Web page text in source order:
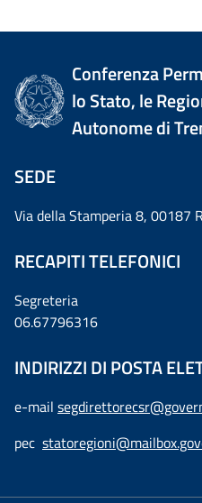
Conferenza
lo Stato, le
Autonome di
SEDE
Via della Stamperia 8, 00187
RECAPITI TELEFONICI
Segreteria
06.67796316
INDIRIZZI DI POSTA
e-mail
pec